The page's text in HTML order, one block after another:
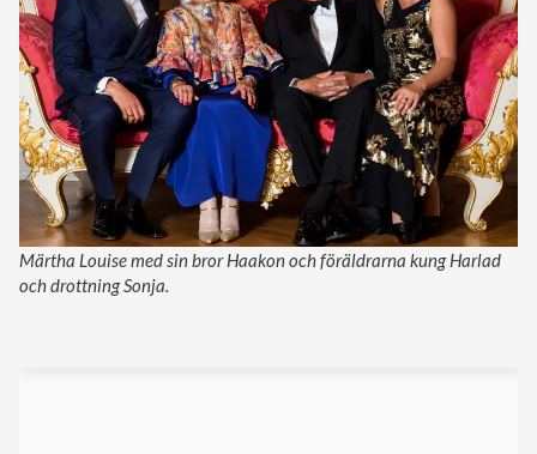
Märtha Louise med sin bror Haakon och föräldrarna kung Harlad
och drottning Sonja.